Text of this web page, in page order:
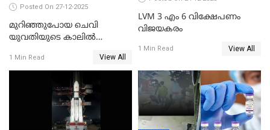
Posted On 27-12-2025
മുറിഞ്ഞുപോയ ചെവി
യുവതിയുടെ കാലിൽ
ശേഷം യഥാസ്ഥാനത്ത്
തുന്നിച്ചേർത്തു ചൈനീസ്
1 Min Read View All
LVM 3 എം 6 വിക്ഷേപണം
വിജയകരം
1 Min Read View All